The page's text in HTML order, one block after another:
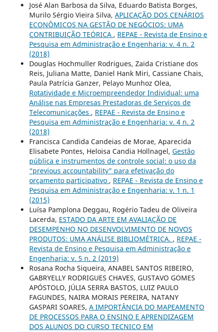
José Alan Barbosa da Silva, Eduardo Batista Borges,
Murilo Sérgio Vieira Silva, APLICAÇÃO DOS CENÁRIOS
ECONÔMICOS NA GESTÃO DE NEGÓCIOS: UMA
CONTRIBUIÇÃO TEÓRICA , REPAE - Revista de Ensino e
Pesquisa em Administração e Engenharia: v. 4 n. 2
(2018)
Douglas Hochmuller Rodrigues, Zaida Cristiane dos
Reis, Juliana Matte, Daniel Hank Miri, Cassiane Chais,
Paula Patrícia Ganzer, Pelayo Munhoz Olea,
Rotatividade e Microempreendedor Individual: uma
Análise nas Empresas Prestadoras de Serviços de
Telecomunicações , REPAE - Revista de Ensino e
Pesquisa em Administração e Engenharia: v. 4 n. 2
(2018)
Francisca Candida Candeias de Morae, Aparecida
Elisabete Pontes, Heloisa Candia Hollnagel, Gestão
pública e instrumentos de controle social: o uso da
“previous accountability” para efetivação do
orçamento participativo , REPAE - Revista de Ensino e
Pesquisa em Administração e Engenharia: v. 1 n. 1
(2015)
Luísa Pamplona Deggau, Rogério Tadeu de Oliveira
Lacerda, ESTADO DA ARTE EM AVALIAÇÃO DE
DESEMPENHO NO DESENVOLVIMENTO DE NOVOS
PRODUTOS: UMA ANÁLISE BIBLIOMÉTRICA. , REPAE -
Revista de Ensino e Pesquisa em Administração e
Engenharia: v. 5 n. 2 (2019)
Rosana Rocha Siqueira, ANABEL SANTOS RIBEIRO,
GABRYELLY RODRIGUES CHAVES, GUSTAVO GOMES
APÓSTOLO, JÚLIA SERRA BASTOS, LUIZ PAULO
FAGUNDES, NAIRA MORAIS PEREIRA, NATANY
GASPARI SOARES, A IMPORTÂNCIA DO MAPEAMENTO
DE PROCESSOS PARA O ENSINO E APRENDIZAGEM
DOS ALUNOS DO CURSO TECNICO EM